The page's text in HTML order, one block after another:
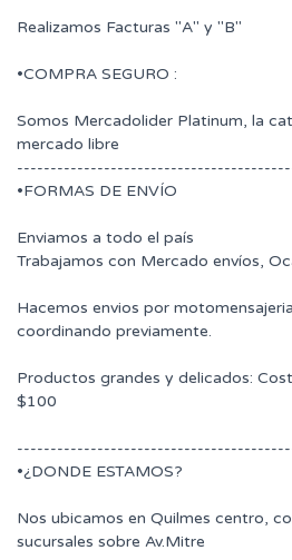
Realizamos Facturas "A" y "B"
•COMPRA SEGURO :
Somos Mercadolider Platinum, la
mercado libre
•FORMAS DE ENVÍO
Enviamos a todo el país
Trabajamos con Mercado envíos,
Hacemos envios por
coordinando previamente.
Productos grandes y delicados:
$100
•¿DONDE ESTAMOS?
Nos ubicamos en Quilmes centro,
sucursales sobre Av.Mitre